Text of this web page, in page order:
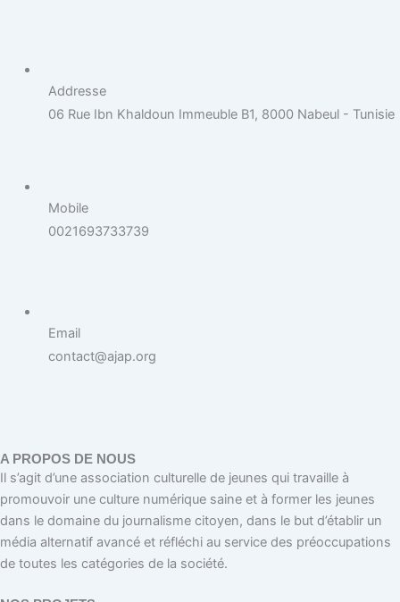
Addresse
06 Rue Ibn Khaldoun Immeuble B1, 8000 Nabeul - Tunisie
Mobile
0021693733739
Email
contact@ajap.org
A PROPOS DE NOUS
Il s’agit d’une association culturelle de jeunes qui travaille à
promouvoir une culture numérique saine et à former les jeunes
dans le domaine du journalisme citoyen, dans le but d’établir un
média alternatif avancé et réfléchi au service des préoccupations
de toutes les catégories de la société.